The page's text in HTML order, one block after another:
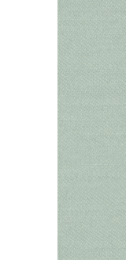
POOL PARTY (NORDIC)